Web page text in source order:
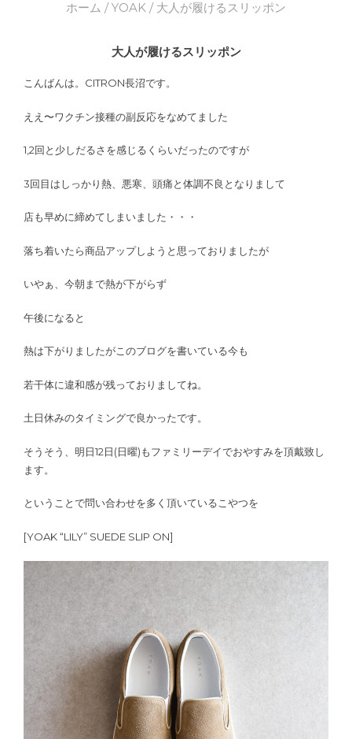
ホーム /YOAK / 大人が履けるスリッポン
大人が履けるスリッポン
こんばんは。CITRON長沼です。
ええ〜ワクチン接種の副反応をなめてました
1,2回と少しだるさを感じるくらいだったのですが
3回目はしっかり熱、悪寒、頭痛と体調不良となりまして
店も早めに締めてしまいました・・・
落ち着いたら商品アップしようと思っておりましたが
いやぁ、今朝まで熱が下がらず
午後になると
熱は下がりましたがこのブログを書いている今も
若干体に違和感が残っておりましてね。
土日休みのタイミングで良かったです。
そうそう、明日12日(日曜)もファミリーデイでおやすみを頂戴致し
ます。
ということで問い合わせを多く頂いているこやつを
[YOAK “LILY” SUEDE SLIP ON]